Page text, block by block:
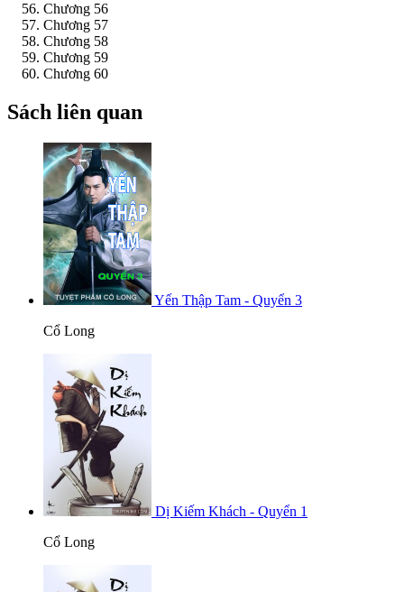
Chương 56
Chương 57
Chương 58
Chương 59
Chương 60
Sách liên quan
Yến Thập Tam - Quyển 3
Cổ Long
Dị Kiếm Khách - Quyển 1
Cổ Long